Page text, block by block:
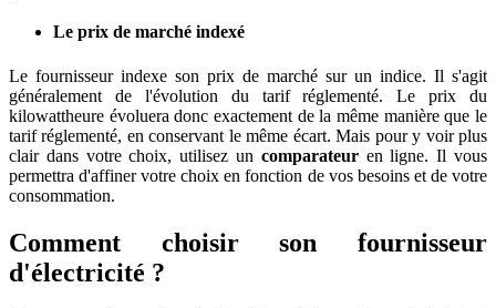
Le prix de marché indexé
Le fournisseur indexe son prix de marché sur un indice. Il s'agit
généralement de l'évolution du tarif réglementé. Le prix du
kilowattheure évoluera donc exactement de la même manière que le
tarif réglementé, en conservant le même écart. Mais pour y voir plus
clair dans votre choix, utilisez un comparateuren ligne. Il vous
permettra d'affiner votre choix en fonction de vos besoins et de votre
consommation.
Comment choisir son fournisseur
d'électricité ?